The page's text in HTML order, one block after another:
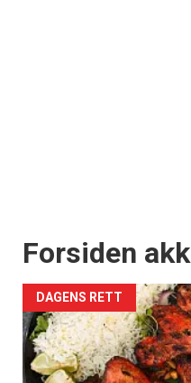
Forsiden
DAGENS RETT